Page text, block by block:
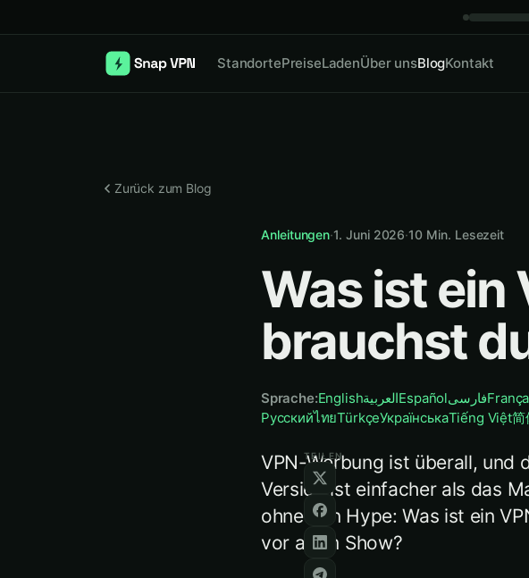
StandortePreiseLadenÜber unsBlogKontakt
Zurück zum Blog
Anleitungen·1. Juni 2026·10 Min. Lesezeit
Was ist ein
brauchst
Sprache:EnglishالعربيةEspañolفارسی
РусскийไทยTürkçeУкраїнськаTiếng Việt简
VPN-Werbung ist überall, und
Version ist einfacher als das
ohne den Hype: Was ist ein
vor allem Show?
TEILEN